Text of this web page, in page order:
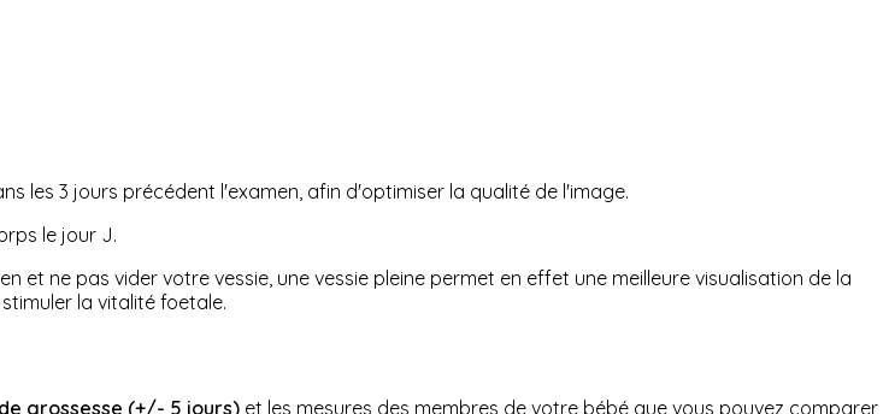
les 3 jours précédent l'examen, afin d'optimiser la qualité de l'image.
le jour J.
et ne pas vider votre vessie, une vessie pleine permet en effet une meilleure visualisation de la
la vitalité foetale.
grossesse (+/- 5 jours) et les mesures des membres de votre bébé que vous pouvez comparer